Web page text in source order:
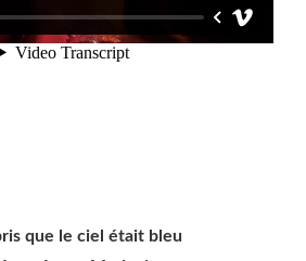
que le ciel était bleu